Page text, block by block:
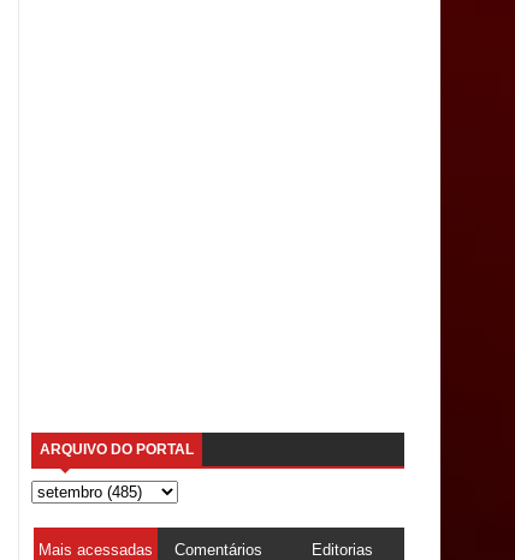
ARQUIVO DO PORTAL
Mais acessadas Comentários Editorias